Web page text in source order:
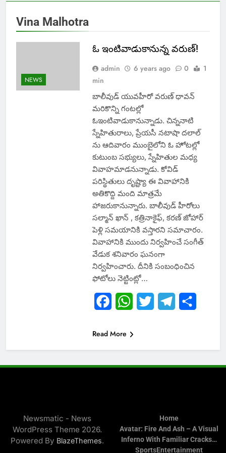
Vina Malhotra
NEWS
ఓ ఇంటివాడుకానున్న వరుణ్!
admin 6 years ago 0
1
min
బాలీవుడ్ యువహీరో వరుణ్ ధావన్
మరికొన్ని గంటల్లో
ఓఇంటివాడుకానున్నాడు. చిన్ననాటి
స్నేహితురాలు, ప్రేయసీ నటాషా దలాల్
ను ఆదివారం ముంబైలోని ఓ హోటల్లో
కుటుంబ సభ్యులు, స్నేహితుల మధ్య
వివాహమాడనున్నాడు. కోవిడ్
పరిస్థితులు దృష్ట్యా ఈ వివాహానికి
అతికొద్ది మంది మాత్రమే
హాజరుకానున్నారు. బాలీవుడ్ హీరోలు
సల్మాన్ ఖాన్ , కత్రినాకైఫ్, కరణ్ జోహార్
పెళ్లి సమయానికి వస్తారని సమాచారం.
వివాహానికి ముందు నిర్వహించే సంగీత్
వేడుక శనివారం ఘనంగా
నిర్వహించారు. దీనికి సంబంధించిన
ఫోటోలు నెట్టింట్లో…
FacebookWhatsApp
Twitter Telegram
Read More
Newsmatic - News
WordPress Theme 2026.
Powered By BlazeThemes.
Home
Avatar: Fire And Ash – A Visual
Inferno With Familiar Cracks…
SportsEntertainment